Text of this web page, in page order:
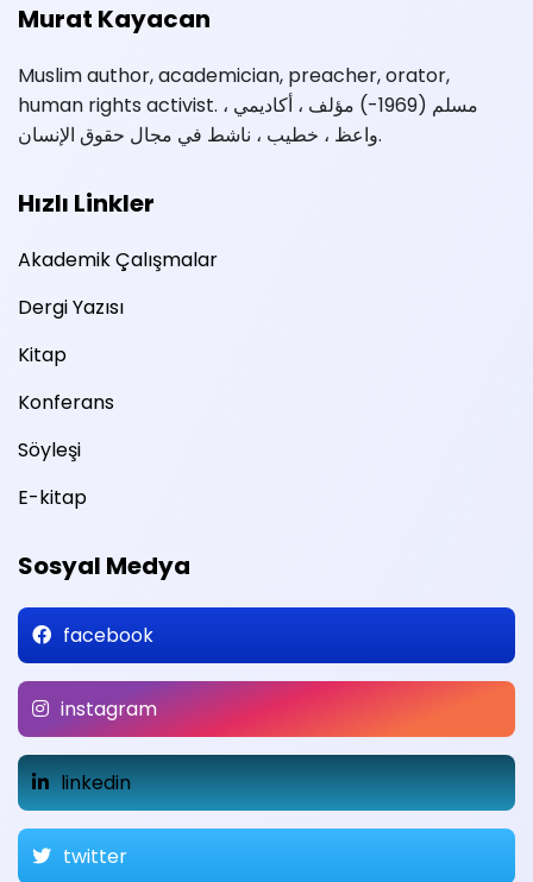
Murat Kayacan
Muslim author, academician, preacher, orator,
human rights activist. مسلم (1969-) مؤلف ، أكاديمي ،
واعظ ، خطيب ، ناشط في مجال حقوق الإنسان.
Hızlı Linkler
Akademik Çalışmalar
Dergi Yazısı
Kitap
Konferans
Söyleşi
E-kitap
Sosyal Medya
facebook
instagram
linkedin
twitter